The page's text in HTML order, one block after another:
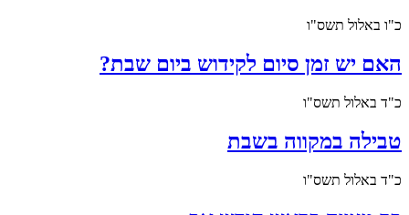
כ"ו באלול תשס"ו
האם יש זמן סיום לקידוש ביום שבת?
כ"ד באלול תשס"ו
טבילה במקווה בשבת
כ"ד באלול תשס"ו